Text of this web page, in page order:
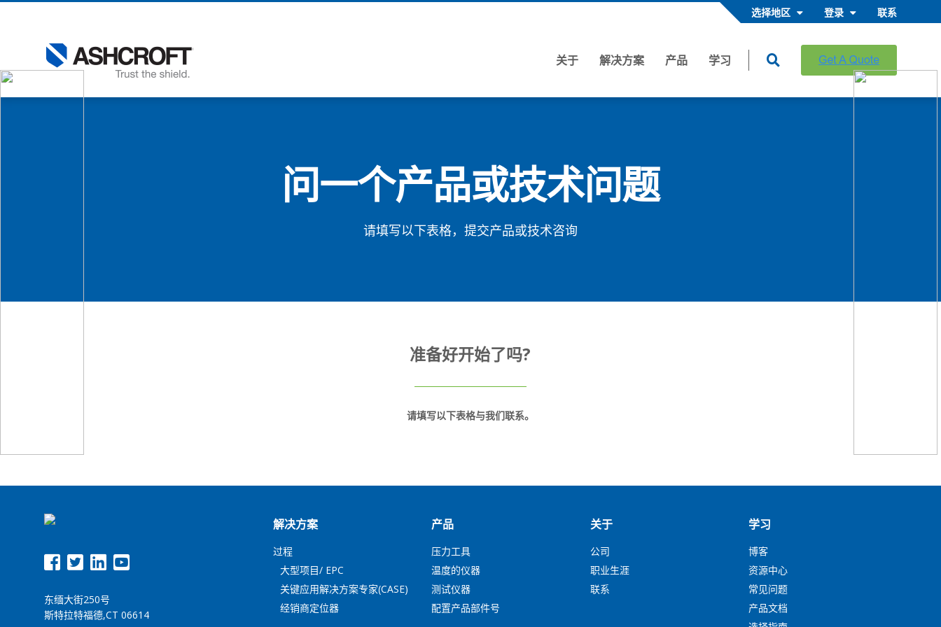
选择地区 登录 联系
关于 解决方案 产品 学习
问一个产品或技术问题
请填写以下表格，提交产品或技术咨询
准备好开始了吗?
请填写以下表格与我们联系。
东缅大街250号
斯特拉特福德,CT 06614
解决方案
过程
大型项目/ EPC
关键应用解决方案专家(CASE)
经销商定位器
产品
压力工具
温度的仪器
测试仪器
配置产品部件号
关于
公司
职业生涯
联系
学习
博客
资源中心
常见问题
产品文档